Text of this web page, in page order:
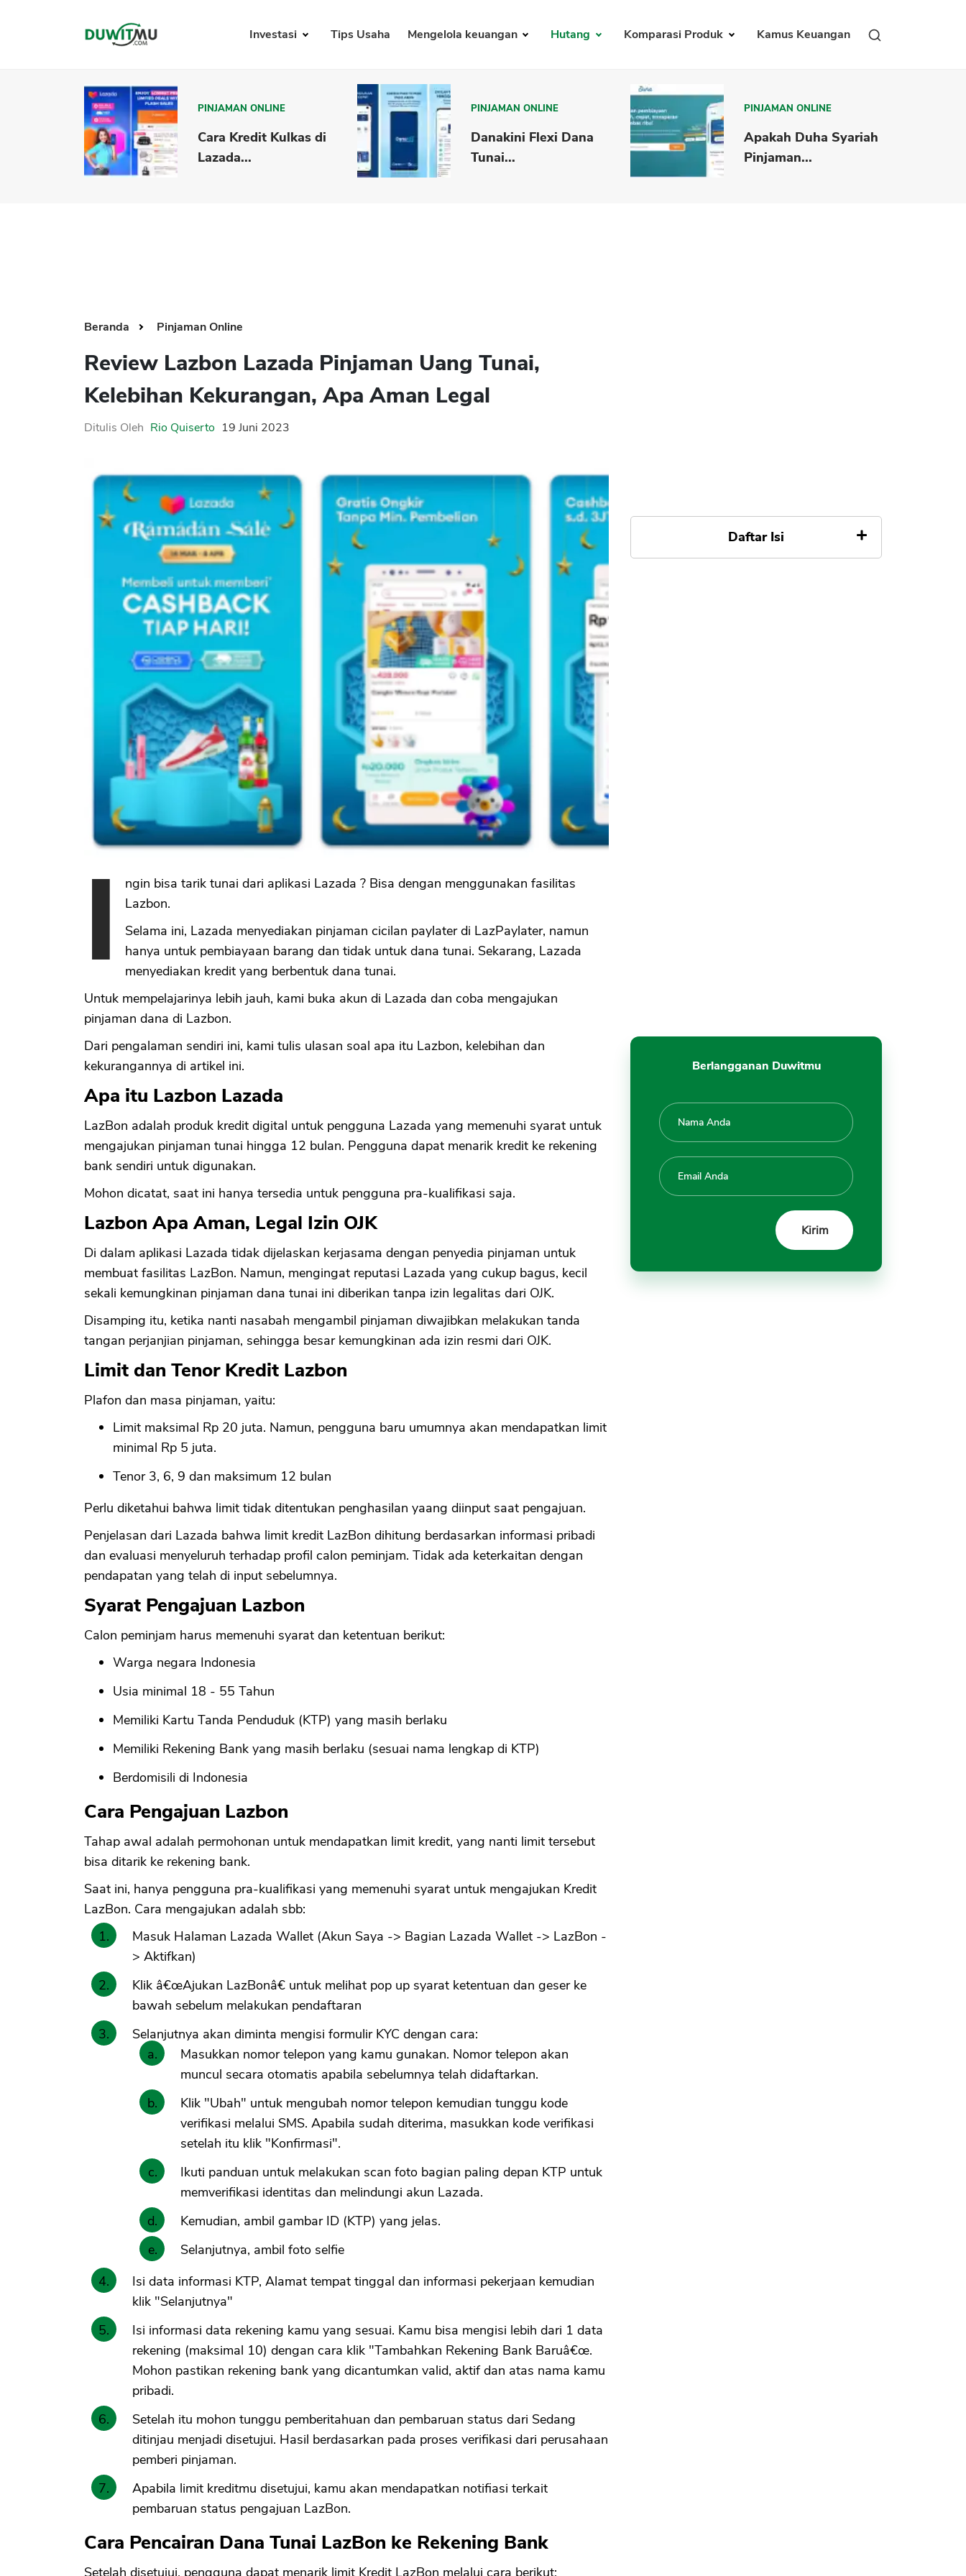
Investasi Tips Usaha Mengelola keuangan Hutang Komparasi Produk Kamus Keuangan
PINJAMAN ONLINE
Cara Kredit Kulkas di
Lazada...
PINJAMAN ONLINE
Danakini Flexi Dana
Tunai...
PINJAMAN ONLINE
Apakah Duha Syariah
Pinjaman...
Beranda Pinjaman Online
Review Lazbon Lazada Pinjaman Uang Tunai,
Kelebihan Kekurangan, Apa Aman Legal
Ditulis Oleh Rio Quiserto 19 Juni 2023
I
ngin bisa tarik tunai dari aplikasi Lazada ? Bisa dengan menggunakan fasilitas
Lazbon.
Selama ini, Lazada menyediakan pinjaman cicilan paylater di LazPaylater, namun
hanya untuk pembiayaan barang dan tidak untuk dana tunai. Sekarang, Lazada
menyediakan kredit yang berbentuk dana tunai.
Untuk mempelajarinya lebih jauh, kami buka akun di Lazada dan coba mengajukan
pinjaman dana di Lazbon.
Dari pengalaman sendiri ini, kami tulis ulasan soal apa itu Lazbon, kelebihan dan
kekurangannya di artikel ini.
Apa itu Lazbon Lazada
LazBon adalah produk kredit digital untuk pengguna Lazada yang memenuhi syarat untuk
mengajukan pinjaman tunai hingga 12 bulan. Pengguna dapat menarik kredit ke rekening
bank sendiri untuk digunakan.
Mohon dicatat, saat ini hanya tersedia untuk pengguna pra-kualifikasi saja.
Lazbon Apa Aman, Legal Izin OJK
Di dalam aplikasi Lazada tidak dijelaskan kerjasama dengan penyedia pinjaman untuk
membuat fasilitas LazBon. Namun, mengingat reputasi Lazada yang cukup bagus, kecil
sekali kemungkinan pinjaman dana tunai ini diberikan tanpa izin legalitas dari OJK.
Disamping itu, ketika nanti nasabah mengambil pinjaman diwajibkan melakukan tanda
tangan perjanjian pinjaman, sehingga besar kemungkinan ada izin resmi dari OJK.
Limit dan Tenor Kredit Lazbon
Plafon dan masa pinjaman, yaitu:
Limit maksimal Rp 20 juta. Namun, pengguna baru umumnya akan mendapatkan limit
minimal Rp 5 juta.
Tenor 3, 6, 9 dan maksimum 12 bulan
Perlu diketahui bahwa limit tidak ditentukan penghasilan yaang diinput saat pengajuan.
Penjelasan dari Lazada bahwa limit kredit LazBon dihitung berdasarkan informasi pribadi
dan evaluasi menyeluruh terhadap profil calon peminjam. Tidak ada keterkaitan dengan
pendapatan yang telah di input sebelumnya.
Syarat Pengajuan Lazbon
Calon peminjam harus memenuhi syarat dan ketentuan berikut:
Warga negara Indonesia
Usia minimal 18 - 55 Tahun
Memiliki Kartu Tanda Penduduk (KTP) yang masih berlaku
Memiliki Rekening Bank yang masih berlaku (sesuai nama lengkap di KTP)
Berdomisili di Indonesia
Cara Pengajuan Lazbon
Tahap awal adalah permohonan untuk mendapatkan limit kredit, yang nanti limit tersebut
bisa ditarik ke rekening bank.
Saat ini, hanya pengguna pra-kualifikasi yang memenuhi syarat untuk mengajukan Kredit
LazBon. Cara mengajukan adalah sbb:
Masuk Halaman Lazada Wallet (Akun Saya -> Bagian Lazada Wallet -> LazBon -
> Aktifkan)
Klik â€œAjukan LazBonâ€ untuk melihat pop up syarat ketentuan dan geser ke
bawah sebelum melakukan pendaftaran
Selanjutnya akan diminta mengisi formulir KYC dengan cara:
Masukkan nomor telepon yang kamu gunakan. Nomor telepon akan
muncul secara otomatis apabila sebelumnya telah didaftarkan.
Klik "Ubah" untuk mengubah nomor telepon kemudian tunggu kode
verifikasi melalui SMS. Apabila sudah diterima, masukkan kode verifikasi
setelah itu klik "Konfirmasi".
Ikuti panduan untuk melakukan scan foto bagian paling depan KTP untuk
memverifikasi identitas dan melindungi akun Lazada.
Kemudian, ambil gambar ID (KTP) yang jelas.
Selanjutnya, ambil foto selfie
Isi data informasi KTP, Alamat tempat tinggal dan informasi pekerjaan kemudian
klik "Selanjutnya"
Isi informasi data rekening kamu yang sesuai. Kamu bisa mengisi lebih dari 1 data
rekening (maksimal 10) dengan cara klik "Tambahkan Rekening Bank Baruâ€œ.
Mohon pastikan rekening bank yang dicantumkan valid, aktif dan atas nama kamu
pribadi.
Setelah itu mohon tunggu pemberitahuan dan pembaruan status dari Sedang
ditinjau menjadi disetujui. Hasil berdasarkan pada proses verifikasi dari perusahaan
pemberi pinjaman.
Apabila limit kreditmu disetujui, kamu akan mendapatkan notifiasi terkait
pembaruan status pengajuan LazBon.
Cara Pencairan Dana Tunai LazBon ke Rekening Bank
Setelah disetujui, pengguna dapat menarik limit Kredit LazBon melalui cara berikut:
Daftar Isi
Semua
Biaya Diluar Bunga
4. Tidak Bisa Minta Naik Limit
5. Pencairan Dana Tidak Bisa
ke E-Wallet
6. Tidak Ada Grace Period
Pembayaran
Tanya Jawab FAQ LazBon
Berlangganan Duwitmu